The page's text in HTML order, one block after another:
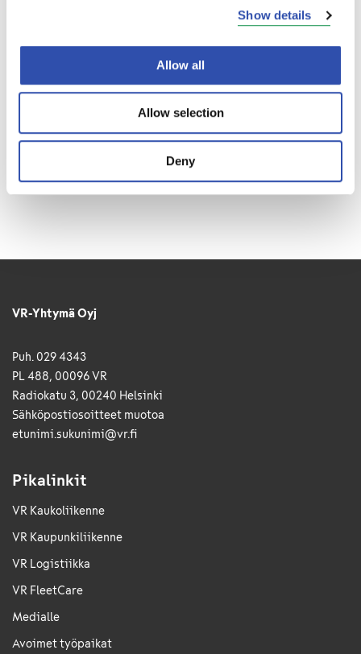
Show details
Allow all
Allow selection
Deny
ympäristöpalvelut seuraavat onnettomuuden
ympäristövaikutuksia. Ympäristön tilasta
tiedotetaan aktiivisesti alueen asukkaille.
Onnettomuudessa kemikaalia levisi Mäntyharjun
VR-Yhtymä Oyj
Puh. 029 4343
PL 488, 00096 VR
Radiokatu 3, 00240 Helsinki
Sähkö­posti­osoitteet muotoa
etunimi.sukunimi@vr.fi
Pikalinkit
VR Kaukoliikenne
VR Kaupunkiliikenne
VR Logistiikka
VR FleetCare
Medialle
Avoimet työpaikat